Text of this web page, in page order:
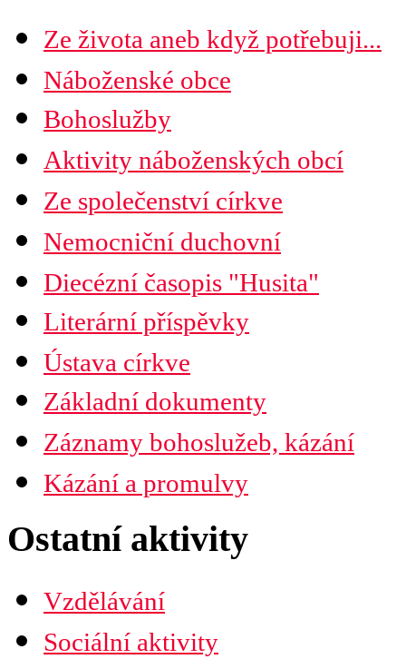
Ze života aneb když potřebuji...
Náboženské obce
Mapa diecéze
Bohoslužby
Aktivity náboženských obcí
Ze společenství církve
Nemocniční duchovní
Diecézní časopis "Husita"
Předplatné
Literární příspěvky
Ústava církve
Preambule
Závěrečná ustanovení
Organizační uspořádání
Diecéze
Základní dokumenty
Záznamy bohoslužeb, kázání
Kázání a promulvy
Ostatní aktivity
Vzdělávání
Sociální aktivity